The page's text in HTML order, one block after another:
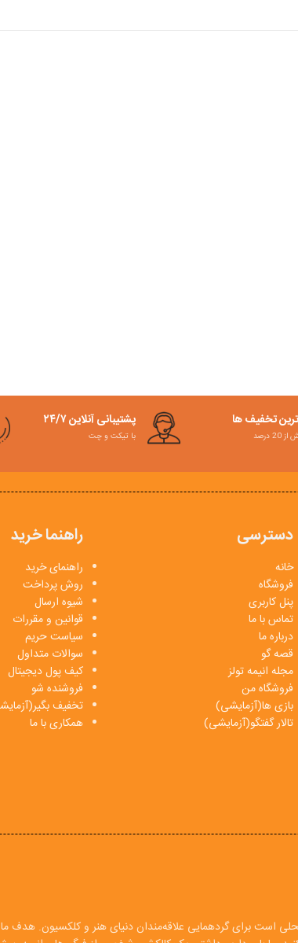
تخفیف ها
20 درصد
پشتیبانی آنلاین ۲۴/۷
با تیکت و چت
دسترسی
خانه
فروشگاه
پنل کاربری
تماس با ما
درباره ما
قصه گو
مجله انیمه تولز
فروشگاه من
بازی ها(آزمایشی)
تالار گفتگو(آزمایشی)
راهنما خرید
راهنمای خرید
روش پرداخت
شیوه ارسال
قوانین و مقررات
سیاست حریم
سوالات متداول
کیف پول دیجیتال
فروشنده شو
تخفیف
همکاری با ما
است برای گردهمایی علاقه‌مندان دنیای هنر و کلکسیون. هدف